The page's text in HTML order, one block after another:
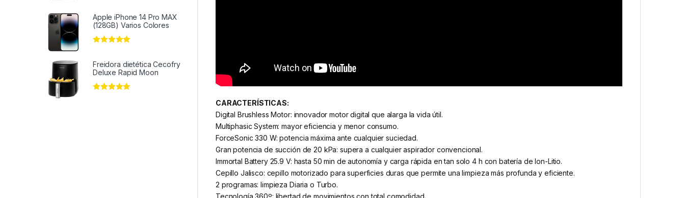
CARACTERÍSTICAS:
Digital Brushless Motor: innovador motor digital que alarga la vida útil.
Multiphasic System: mayor eficiencia y menor consumo.
ForceSonic 330 W: potencia máxima ante cualquier suciedad.
Gran potencia de succión de 20 kPa: supera a cualquier aspirador convencional.
Immortal Battery 25.9 V: hasta 50 min de autonomía y carga rápida en tan solo 4 h con batería de Ion-Litio.
Cepillo Jalisco: cepillo motorizado para superficies duras que permite una limpieza más profunda y eficiente.
2 programas: limpieza Diaria o Turbo.
Tecnología 360º: libertad de movimientos con total comodidad.
Apple iPhone 14 Pro MAX
(128GB) Varios Colores
Freidora dietética Cecofry
Deluxe Rapid Moon